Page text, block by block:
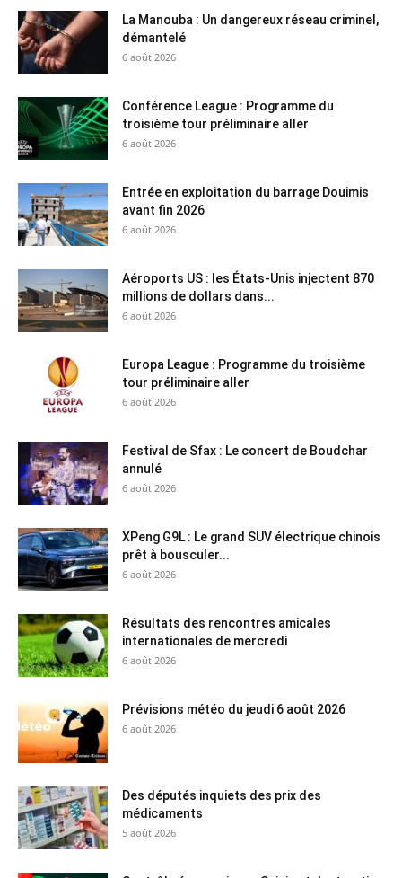
La Manouba : Un dangereux réseau criminel,
démantelé
6 août 2026
Conférence League : Programme du
troisième tour préliminaire aller
6 août 2026
Entrée en exploitation du barrage Douimis
avant fin 2026
6 août 2026
Aéroports US : les États-Unis injectent 870
millions de dollars dans...
6 août 2026
Europa League : Programme du troisième
tour préliminaire aller
6 août 2026
Festival de Sfax : Le concert de Boudchar
annulé
6 août 2026
XPeng G9L : Le grand SUV électrique chinois
prêt à bousculer...
6 août 2026
Résultats des rencontres amicales
internationales de mercredi
6 août 2026
Prévisions météo du jeudi 6 août 2026
6 août 2026
Des députés inquiets des prix des
médicaments
5 août 2026